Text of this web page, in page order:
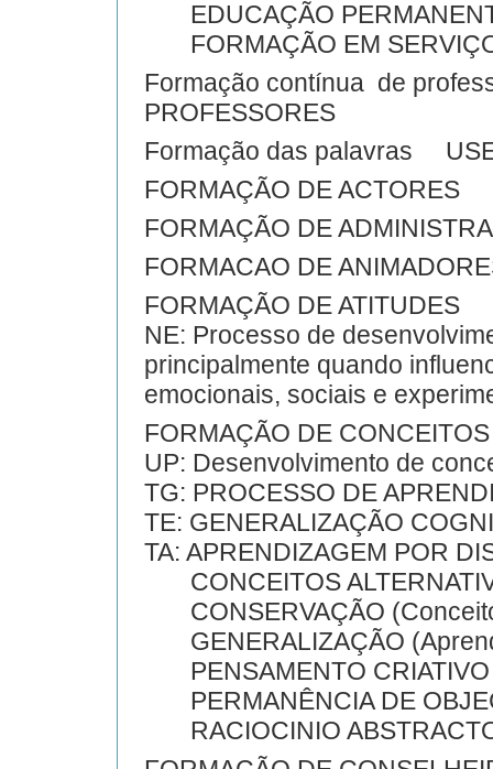
EDUCAÇÃO
FORMAÇÃO EM
Formação contínua de
PROFESSORES
Formação das palavras
FORMAÇÃO DE ACTORES
FORMAÇÃO DE
FORMACAO DE
FORMAÇÃO DE ATITUDES
NE: Processo de
principalmente quando
emocionais, sociais e
FORMAÇÃO DE CONCEITOS
UP: Desenvolvimento de
TG: PROCESSO DE
TE: GENERALIZAÇÃO
TA: APRENDIZAGEM POR
CONCEITOS
CONSERVAÇÃO
GENERALIZAÇÃO
PENSAMENTO CRIATIVO
PERMANÊNCIA DE
RACIOCINIO